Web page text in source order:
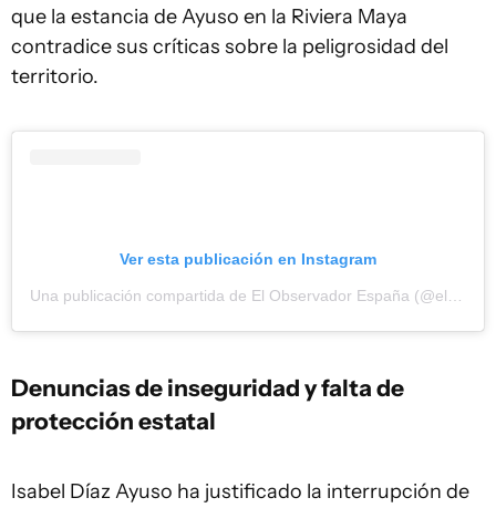
que la estancia de Ayuso en la Riviera Maya
contradice sus críticas sobre la peligrosidad del
territorio.
Ver esta publicación en Instagram
Denuncias de inseguridad y falta de
protección estatal
Isabel Díaz Ayuso ha justificado la interrupción de